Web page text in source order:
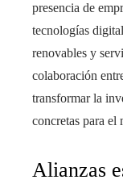
presencia de
tecnologías
renovables y
colaboración
transformar la
concretas para el
Alianzas